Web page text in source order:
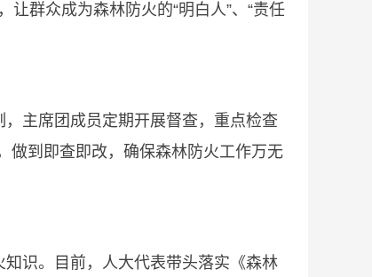
群众成为森林防火的“明白人”、“责任
主席团成员定期开展督查，重点检查
做到即查即改，确保森林防火工作万无
识。目前，人大代表带头落实《森林